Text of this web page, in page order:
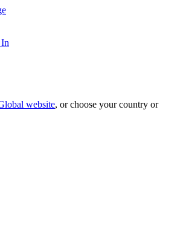
website, or choose your country or